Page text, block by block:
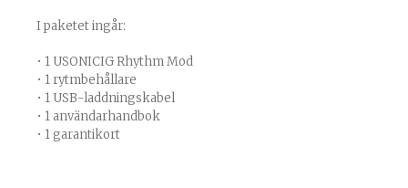
I paketet ingår:
• 1 USONICIG Rhythm Mod
• 1 rytmbehållare
• 1 USB-laddningskabel
• 1 användarhandbok
• 1 garantikort